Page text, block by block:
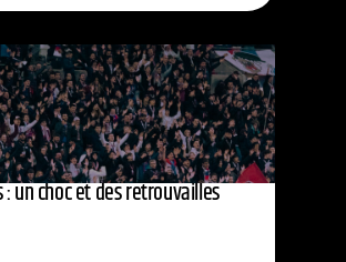
: un choc et des retrouvailles